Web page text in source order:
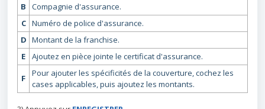
B
Compagnie d'assurance.
C Numéro de police d'assurance.
D Montant de la franchise.
E
Ajoutez en pièce jointe le certificat d'assurance.
F
Pour ajouter les spécificités de la couverture, cochez les
cases applicables, puis ajoutez les montants.